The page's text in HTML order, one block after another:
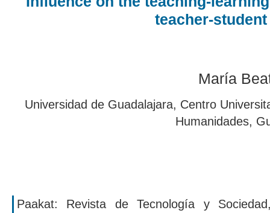
teacher-student
María
Universidad de Guadalajara, Centro
Humanidades,
Paakat: Revista de Tecnología y